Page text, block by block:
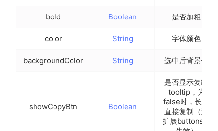
bold Boolean 是否加粗
color String 字体颜色
backgroundColor String 选中后背景色
showCopyBtn Boolean
是否显示复制
tooltip，为
false时，长按
直接复制（无
扩展buttons时